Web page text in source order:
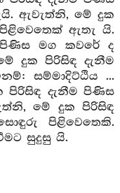
ඇවැත්නි, මේ දුක
ඇතැ යි.
මග කවරේ ද
දුක පිරිසිඳ දැනීම
සම්මාදිට්ඨිය ...
පිරිසිඳ දැනීම පිණිස
මේ දුක පිරිසිඳ
පිළිවෙතෙකි.
සුදුසු යි.